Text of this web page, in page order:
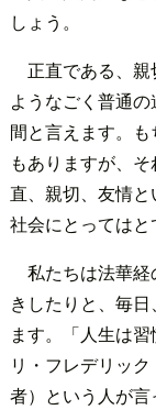
しょう。
正直である、
ようなごく普通
間と言えます。
もありますが、
直、親切、友情
社会にとってはと
私たちは法華
きしたりと、毎
ます。「人生は
リ・フレデリッ
者）という人が